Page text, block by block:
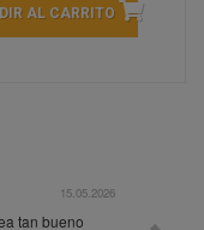
AL CARRITO
15.05.2026
tan bueno